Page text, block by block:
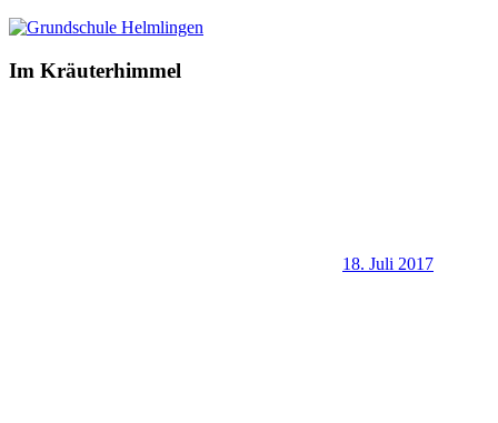
Im Kräuterhimmel
18. Juli 2017